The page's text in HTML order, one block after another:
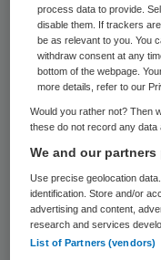
en Rotterdam.
woensdag 5
iedereen vanaf
In Amsterdam
plaatsen,
Kalverstraat. In
om niet-
drukke plekken
process data to provide.
disable them. If trackers
be as relevant to you. You
withdraw consent at any
bottom of the webpage.
more details, refer to our
Would you rather not? Then
these do not record any
We and our
Use precise geolocation
identification. Store and/or
advertising and content,
research and services
List of Partners (vendors)